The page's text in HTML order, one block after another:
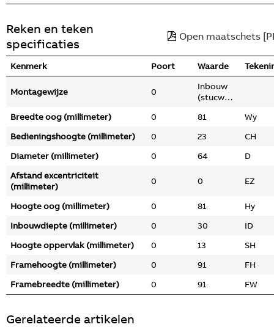
Reken en teken
specificaties
Open maatschets
Kenmerk Poort Waarde
Montagewijze 0
Inbouw
(stucwerk)
Breedte oog (millimeter)
0 81
Wy
Bedieningshoogte (millimeter)
0 23
CH
Diameter (millimeter)
0 64
D
Afstand excentriciteit
(millimeter)
0 0 EZ
Hoogte oog (millimeter) 0 81
Hy
Inbouwdiepte (millimeter)
0 30
ID
Hoogte oppervlak (millimeter)
0 13
SH
Framehoogte (millimeter)
0 91
FH
Framebreedte (millimeter)
0 91 FW
Gerelateerde artikelen